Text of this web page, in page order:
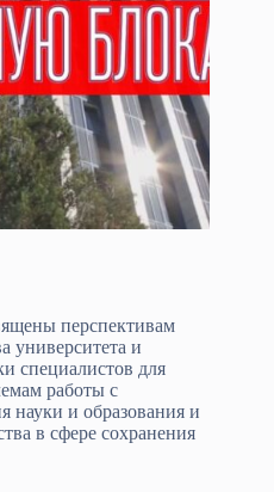
перспективам
университета и
специалистов для
работы с
науки и образования и
в сфере сохранения